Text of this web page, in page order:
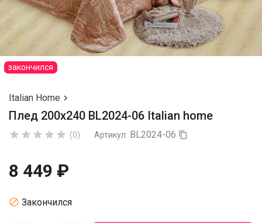
закончился
Italian Home 
Плед 200х240 BL2024-06 Italian home
     (0) Артикул: BL2024-06 
8 449 ₽
 Закончился